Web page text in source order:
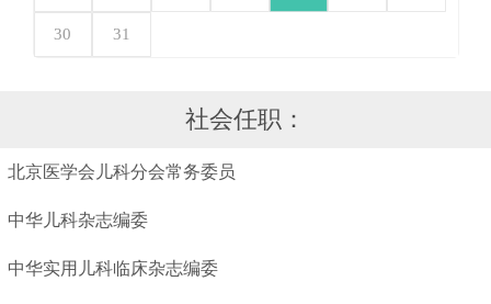
30 31
社会任职：
北京医学会儿科分会常务委员
中华儿科杂志编委
中华实用儿科临床杂志编委